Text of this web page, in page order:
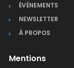
ÉVÉNEMENTS
NEWSLETTER
À PROPOS
Mentions